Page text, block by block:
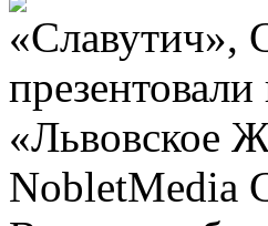
«Славутич»,
«Львовское
NobletMedia